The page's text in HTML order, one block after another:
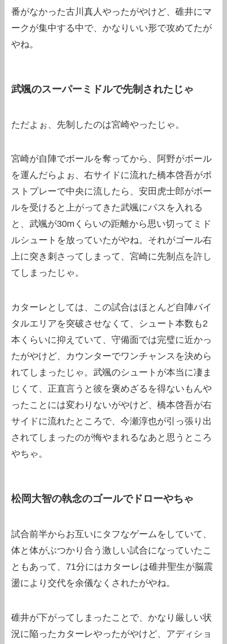
番がなかった古川真人やったがやけど、碓井にマ
ークが集中する中で、かなりいい形で攻めてたが
やね。
武颯のスーパーミドルで先制されたじゃ
ただよぉ、先制したのは宮崎やったじゃ。
宮崎が自陣でボールを奪ってから、阿野がボール
を運んだらよぉ、右サイドに流れた橋本啓吾がポ
ストプレーで中央に流したら、安田虎士郎がボー
ルを受けると上がってきた武颯にパスを入れる
と、武颯が30mくらいの距離から思い切ってミド
ルシュートを放っていたがやね。それがゴール右
上に突き刺さってしまって、宮崎に先制点を許し
てしまったじゃ。
カターレとしては、この試合はほとんど自陣バイ
タルエリアを突破させなくて、シュート本数も2
本くらいに抑えていて、守備面では完璧に近かっ
たがやけど、カウンターでワンチャンスを決めら
れてしまったじゃ。武颯のシュートが本当に凄ま
じくて、正直言うと彼を褒めざるを得ないもんや
ったことには変わりないがやけど、橋本啓吾が右
サイドに流れたところで、今瀬淳也が引っ張り出
されてしまったのが悔やまれるなあと思うところ
やちゃ。
松岡大智の執念のゴールでドローやちゃ
試合前半からお互いにタフなゲームをしていて、
体と体がぶつかり合う激しい試合になっていたこ
ともあって、71分にはカターレは碓井聖生が脳震
盪により交代を余儀なくされたがやね。
碓井が下がってしまったことで、かなり厳しい状
況に陥ったカターレやったがやけど、アディショ